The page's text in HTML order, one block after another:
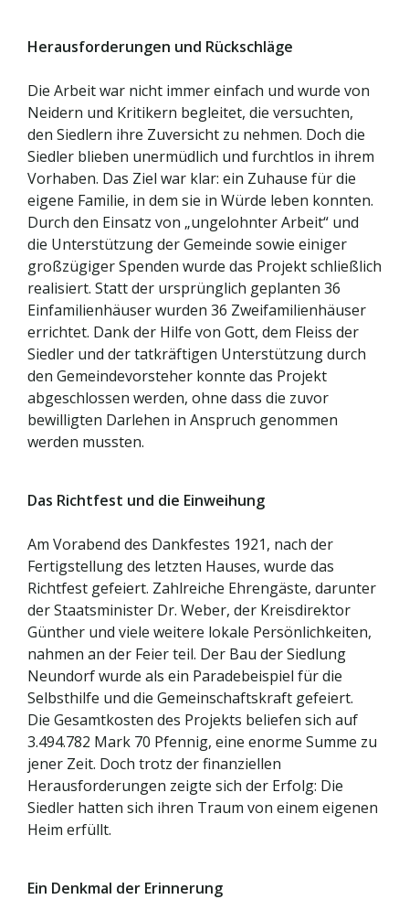
Herausforderungen und Rückschläge
Die Arbeit war nicht immer einfach und wurde von
Neidern und Kritikern begleitet, die versuchten,
den Siedlern ihre Zuversicht zu nehmen. Doch die
Siedler blieben unermüdlich und furchtlos in ihrem
Vorhaben. Das Ziel war klar: ein Zuhause für die
eigene Familie, in dem sie in Würde leben konnten.
Durch den Einsatz von „ungelohnter Arbeit“ und
die Unterstützung der Gemeinde sowie einiger
großzügiger Spenden wurde das Projekt schließlich
realisiert. Statt der ursprünglich geplanten 36
Einfamilienhäuser wurden 36 Zweifamilienhäuser
errichtet. Dank der Hilfe von Gott, dem Fleiss der
Siedler und der tatkräftigen Unterstützung durch
den Gemeindevorsteher konnte das Projekt
abgeschlossen werden, ohne dass die zuvor
bewilligten Darlehen in Anspruch genommen
werden mussten.
Das Richtfest und die Einweihung
Am Vorabend des Dankfestes 1921, nach der
Fertigstellung des letzten Hauses, wurde das
Richtfest gefeiert. Zahlreiche Ehrengäste, darunter
der Staatsminister Dr. Weber, der Kreisdirektor
Günther und viele weitere lokale Persönlichkeiten,
nahmen an der Feier teil. Der Bau der Siedlung
Neundorf wurde als ein Paradebeispiel für die
Selbsthilfe und die Gemeinschaftskraft gefeiert.
Die Gesamtkosten des Projekts beliefen sich auf
3.494.782 Mark 70 Pfennig, eine enorme Summe zu
jener Zeit. Doch trotz der finanziellen
Herausforderungen zeigte sich der Erfolg: Die
Siedler hatten sich ihren Traum von einem eigenen
Heim erfüllt.
Ein Denkmal der Erinnerung